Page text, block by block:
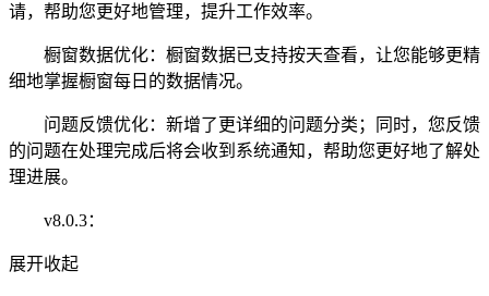
请，帮助您更好地管理，提升工作效率。
橱窗数据优化：橱窗数据已支持按天查看，让您能够更精
细地掌握橱窗每日的数据情况。
问题反馈优化：新增了更详细的问题分类；同时，您反馈
的问题在处理完成后将会收到系统通知，帮助您更好地了解处
理进展。
v8.0.3：
展开收起